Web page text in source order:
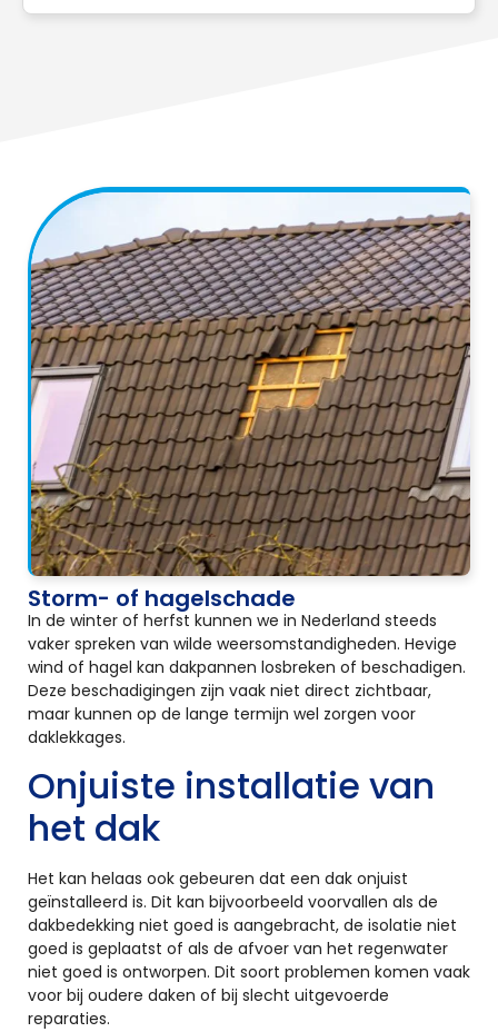
Storm- of hagelschade
In de winter of herfst kunnen we in Nederland steeds
vaker spreken van wilde weersomstandigheden. Hevige
wind of hagel kan dakpannen losbreken of beschadigen.
Deze beschadigingen zijn vaak niet direct zichtbaar,
maar kunnen op de lange termijn wel zorgen voor
daklekkages.
Onjuiste installatie van
het dak
Het kan helaas ook gebeuren dat een dak onjuist
geïnstalleerd is. Dit kan bijvoorbeeld voorvallen als de
dakbedekking niet goed is aangebracht, de isolatie niet
goed is geplaatst of als de afvoer van het regenwater
niet goed is ontworpen. Dit soort problemen komen vaak
voor bij oudere daken of bij slecht uitgevoerde
reparaties.